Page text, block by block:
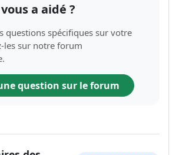
a aidé ?
questions spécifiques sur votre
les sur notre forum
question sur le forum